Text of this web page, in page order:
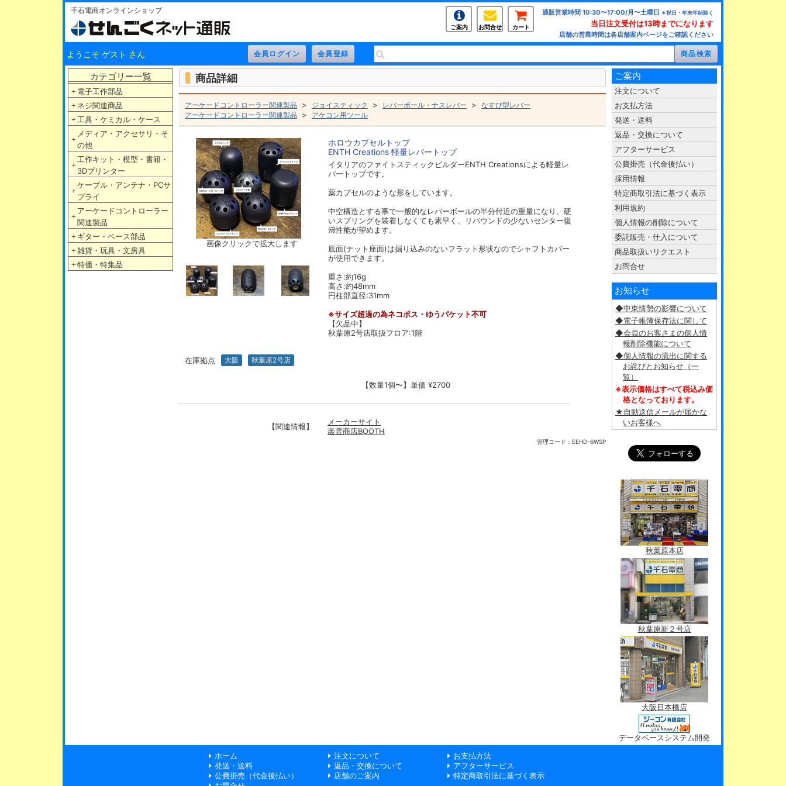
千石電商オンラインショップ
ご案内 お問合せ カート
通販営業時間 10:30〜17:00/月〜土曜日 ※祝日・年末年始除く
当日注文受付は13時までになります
店舗の営業時間は各店舗案内ページをご確認ください
ようこそ ゲスト さん
カテゴリー一覧
＋ 電子工作部品
＋ ネジ関連商品
＋ 工具・ケミカル・ケース
＋
メディア・アクセサリ・そ
の他
＋
工作キット・模型・書籍・
3Dプリンター
＋
ケーブル・アンテナ・PCサ
プライ
＋
アーケードコントローラー
関連製品
＋ ギター・ベース部品
＋ 雑貨・玩具・文房具
＋ 特価・特集品
商品詳細
アーケードコントローラー関連製品 > ジョイスティック > レバーボール・ナスレバー > なすび型レバー
アーケードコントローラー関連製品 > アケコン用ツール
画像クリックで拡大します
ホロウカプセルトップ
ENTH Creations 軽量レバートップ
イタリアのファイトスティックビルダーENTH Creationsによる軽量レ
バートップです。
薬カプセルのような形をしています。
中空構造とする事で一般的なレバーボールの半分付近の重量になり、硬
いスプリングを装着しなくても素早く、リバウンドの少ないセンター復
帰性能が望めます。
底面(ナット座面)は掘り込みのないフラット形状なのでシャフトカバー
が使用できます。
重さ:約16g
高さ:約48mm
円柱部直径:31mm
※サイズ超過の為ネコポス・ゆうパケット不可
【欠品中】
秋葉原2号店取扱フロア:1階
在庫拠点 大阪 秋葉原2号店
【数量1個〜】単価 ¥2700
【関連情報】
メーカーサイト
叢雲商店BOOTH
管理コード： EEHD-6WSP
ご案内
注文について
お支払方法
発送・送料
返品・交換について
アフターサービス
公費掛売（代金後払い）
採用情報
特定商取引法に基づく表示
利用規約
個人情報の削除について
委託販売・仕入について
商品取扱いリクエスト
お問合せ
お知らせ
◆中東情勢の影響について
◆電子帳簿保存法に関して
◆会員のお客さまの個人情
報削除機能について
◆個人情報の流出に関する
お詫びとお知らせ（一
覧）
※表示価格はすべて税込み価
格となっております。
★自動送信メールが届かな
いお客様へ
秋葉原本店
秋葉原新２号店
大阪日本橋店
データベースシステム開発
ホーム
注文について
お支払方法
発送・送料
返品・交換について
アフターサービス
公費掛売（代金後払い）
店舗のご案内
特定商取引法に基づく表示